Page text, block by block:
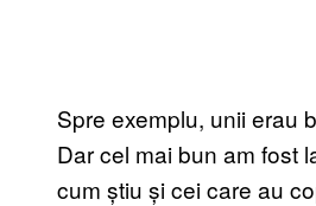
Spre exemplu, unii erau
Dar cel mai bun am fost
cum știu și cei care au